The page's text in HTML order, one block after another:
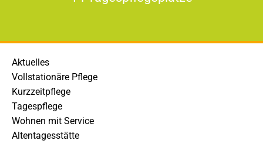
Aktuelles
Vollstationäre Pflege
Kurzzeitpflege
Tagespflege
Wohnen mit Service
Altentagesstätte